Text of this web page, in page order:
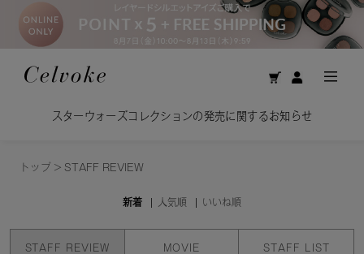
スターウォーズコレクションの発売に関するお知らせ
トップ > STAFF REVIEW
新着 人気順 いいね順
STAFF REVIEW MOVIE STAFF LIST